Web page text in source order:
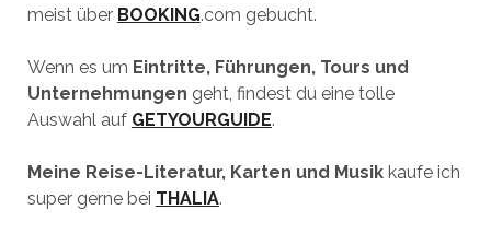
meist über BOOKING.com gebucht.
Wenn es um Eintritte, Führungen, Tours und
Unternehmungen geht, findest du eine tolle
Auswahl auf GETYOURGUIDE.
Meine Reise-Literatur, Karten und Musikkaufe ich
super gerne bei THALIA.